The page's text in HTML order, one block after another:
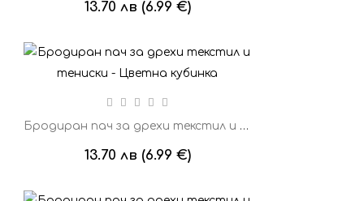
13.70 лв (6.99 €)
Бродиран пач за дрехи текстил и тениски - Цветна кубинка
13.70 лв (6.99 €)